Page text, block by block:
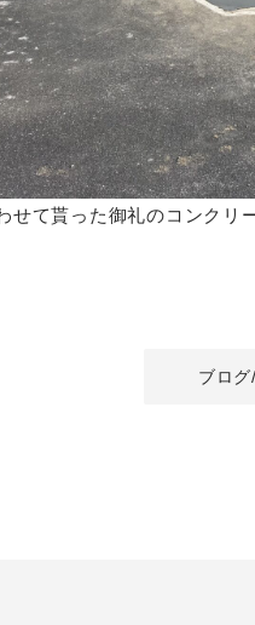
せて貰った御礼のコンクリ
ブロ